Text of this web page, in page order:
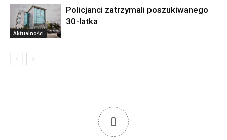
Aktualności
Policjanci zatrzymali poszukiwanego
30-latka
0